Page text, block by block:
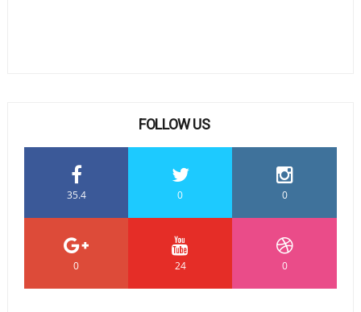
FOLLOW US
35.4 0 0
0 24 0